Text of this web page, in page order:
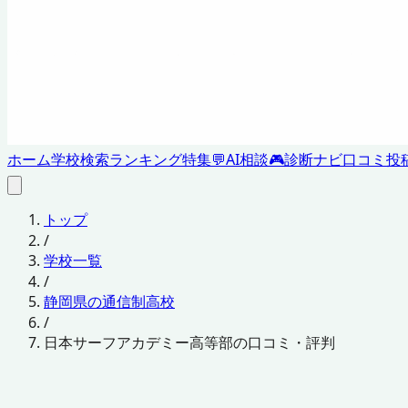
ホーム学校検索ランキング特集💬AI相談🎮診断ナビ口コミ投
トップ
/
学校一覧
/
静岡県の通信制高校
/
日本サーフアカデミー高等部の口コミ・評判